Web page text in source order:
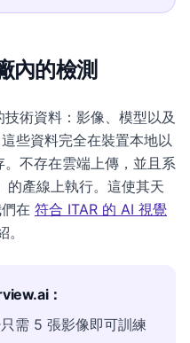
內的檢測
術資料：影像、模型以及
些資料完全在裝置本地以
不存在雲端上傳，並且系
產線上執行。這使其天
在 符合 ITAR 的 AI 視覺
：
需 5 張影像即可訓練